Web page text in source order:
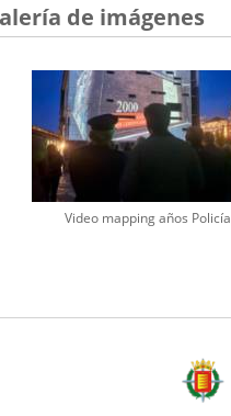
de imágenes
Video mapping años Policía